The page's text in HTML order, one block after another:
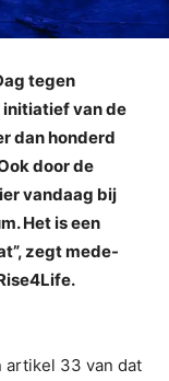
tegen
initiatief van de
dan honderd
door de
vandaag bij
Het is een
zegt mede-
artikel 33 van dat